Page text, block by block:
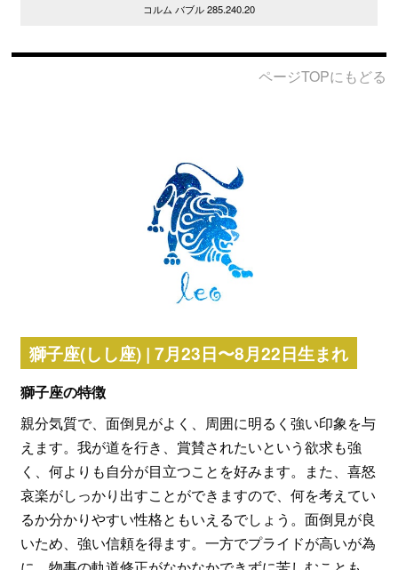
コルム バブル 285.240.20
ページTOPにもどる
獅子座(しし座) | 7月23日〜8月22日生まれ
獅子座の特徴
親分気質で、面倒見がよく、周囲に明るく強い印象を与
えます。我が道を行き、賞賛されたいという欲求も強
く、何よりも自分が目立つことを好みます。また、喜怒
哀楽がしっかり出すことができますので、何を考えてい
るか分かりやすい性格ともいえるでしょう。面倒見が良
いため、強い信頼を得ます。一方でプライドが高いが為